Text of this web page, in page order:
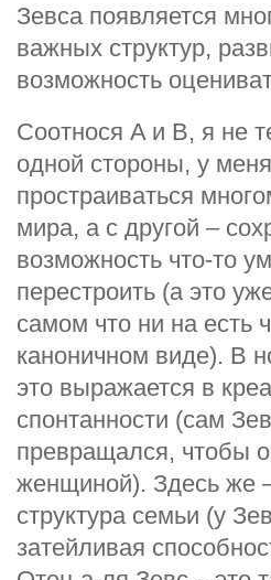
Зевса появляется
важных структур,
возможность
Соотнося A и B, я не
одной стороны, у
простраиваться
мира, а с другой –
возможность что-то
перестроить (а это
самом что ни на есть
каноничном виде). В
это выражается в
спонтанности (сам
превращался, чтобы
женщиной). Здесь же
структура семьи (у
затейливая